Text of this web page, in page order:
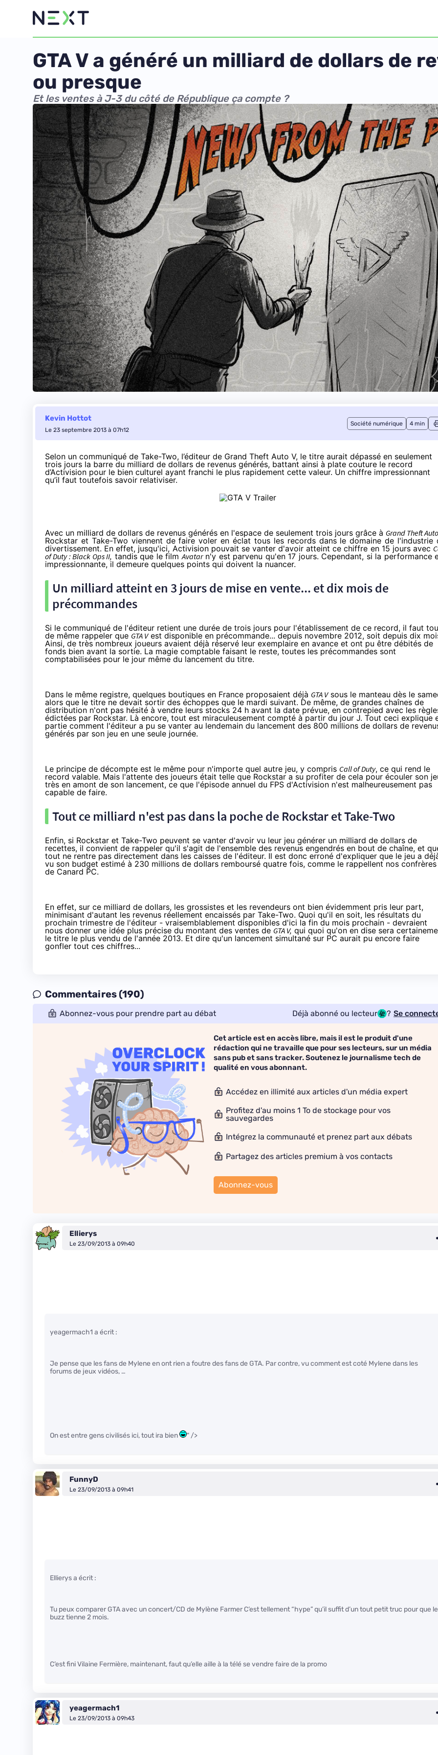
GTA V a généré un milliard de dollars de
ou presque
Et les ventes à J-3 du côté de République ça compte ?
Kevin Hottot
Le 23 septembre 2013 à 07h12
Société numérique 4 min
Selon un communiqué de Take-Two, l’éditeur de Grand Theft Auto V, le titre aurait dépassé en seulement
trois jours la barre du milliard de dollars de revenus générés, battant ainsi à plate couture le record
d’Activision pour le bien culturel ayant franchi le plus rapidement cette valeur. Un chiffre impressionnant
qu’il faut toutefois savoir relativiser.
Avec un milliard de dollars de revenus générés en l'espace de seulement trois jours grâce à Grand Theft
Rockstar et Take-Two viennent de faire voler en éclat tous les records dans le domaine de l'industrie
divertissement. En effet, jusqu'ici, Activision pouvait se vanter d'avoir atteint ce chiffre en 15 joursavec
of Duty : Black Ops II, tandis que le filmAvatarn'y est parvenu qu'en 17 jours. Cependant, si la performance
impressionnante, il demeure quelques points qui doivent la nuancer.
Un milliard atteint en 3 jours de mise en vente... et dix mois de
précommandes
Si le communiqué de l'éditeur retient une durée de trois jours pour l'établissement de ce record, il faut
de même rappeler que GTA Vest disponible en précommande... depuis novembre 2012, soit depuis dix
Ainsi, de très nombreux joueurs avaient déjà réservé leur exemplaire en avance et ont pu être débités de
fonds bien avant la sortie. La magie comptable faisant le reste, toutes les précommandes sont
comptabilisées pour le jour même du lancement du titre.
Dans le même registre, quelques boutiques en France proposaient déjà GTA Vsous le manteau dès le
alors que le titre ne devait sortir des échoppes que le mardi suivant. De même, de grandes chaînes de
distribution n'ont pas hésité à vendre leurs stocks 24 h avant la date prévue, en contrepied avec les
édictées par Rockstar. Là encore, tout est miraculeusement compté à partir du jour J. Tout ceci explique
partie comment l'éditeur a pu se vanter au lendemain du lancement des 800 millions de dollars de
générés par son jeu en une seule journée.
Le principe de décompte est le même pour n'importe quel autre jeu, y compris Call of Duty, ce qui rend le
record valable. Mais l'attente des joueurs était telle que Rockstar a su profiter de cela pour écouler son
très en amont de son lancement, ce que l'épisode annuel du FPS d'Activision n'est malheureusement pas
capable de faire.
Tout ce milliard n'est pas dans la poche de Rockstar et Take-Two
Enfin, si Rockstar et Take-Two peuvent se vanter d'avoir vu leur jeu générer un milliard de dollars de
recettes, il convient de rappeler qu'il s'agit de l'ensemble des revenus engendrés en bout de chaîne, et
tout ne rentre pas directement dans les caisses de l'éditeur. Il est donc erroné d'expliquer que le jeu a
vu son budget estimé à 230 millions de dollars remboursé quatre fois, comme le rappellent nos confrères
de Canard PC.
En effet, sur ce milliard de dollars, les grossistes et les revendeurs ont bien évidemment pris leur part,
minimisant d'autant les revenus réellement encaissés par Take-Two. Quoi qu'il en soit, les résultats du
prochain trimestre de l'éditeur - vraisemblablement disponibles d'ici la fin du mois prochain - devraient
nous donner une idée plus précise du montant des ventes de GTA V, qui quoi qu'on en dise sera
le titre le plus vendu de l'année 2013. Et dire qu'un lancement simultané sur PC aurait pu encore faire
gonfler tout ces chiffres...
Commentaires (190)
Abonnez-vous pour prendre part au débat Déjà abonné ou lecteur ? Se
Cet article est en accès libre, mais il est le produit d'une
rédaction qui ne travaille que pour ses lecteurs, sur un média
sans pub et sans tracker. Soutenez le journalisme tech de
qualité en vous abonnant.
Accédez en illimité aux articles d'un média expert
Profitez d'au moins 1 To de stockage pour vos
sauvegardes
Intégrez la communauté et prenez part aux débats
Partagez des articles premium à vos contacts
Abonnez-vous
Ellierys
Le 23/09/2013 à 09h40
yeagermach1 a écrit :
Je pense que les fans de Mylene en ont rien a foutre des fans de GTA. Par contre, vu comment est coté Mylene dans les
forums de jeux vidéos, …
On est entre gens civilisés ici, tout ira bien " />
FunnyD
Le 23/09/2013 à 09h41
Ellierys a écrit :
Tu peux comparer GTA avec un concert/CD de Mylène Farmer C’est tellement “hype” qu’il suffit d’un tout petit truc pour que le
buzz tienne 2 mois.
C’est fini Vilaine Fermière, maintenant, faut qu’elle aille à la télé se vendre faire de la promo
yeagermach1
Le 23/09/2013 à 09h43